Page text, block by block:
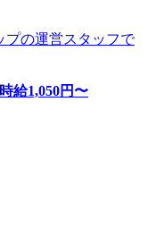
プの運営スタッフで
時給1,050円〜